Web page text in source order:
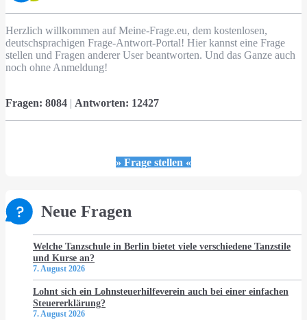
Herzlich willkommen auf Meine-Frage.eu, dem kostenlosen,
deutschsprachigen Frage-Antwort-Portal! Hier kannst eine Frage
stellen und Fragen anderer User beantworten. Und das Ganze auch
noch ohne Anmeldung!
Fragen: 8084 | Antworten: 12427
» Frage stellen «
Neue Fragen
Welche Tanzschule in Berlin bietet viele verschiedene Tanzstile
und Kurse an?
7. August 2026
Lohnt sich ein Lohnsteuerhilfeverein auch bei einer einfachen
Steuererklärung?
7. August 2026